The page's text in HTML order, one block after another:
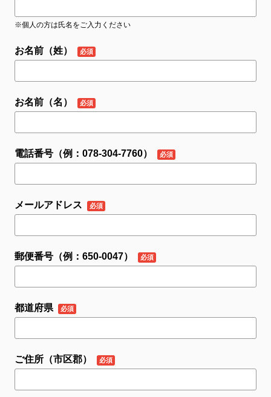
※個人の方は氏名をご入力ください
お名前（姓）
お名前（名）
電話番号（例：078-304-7760）
メールアドレス
郵便番号（例：650-0047）
都道府県
ご住所（市区郡）